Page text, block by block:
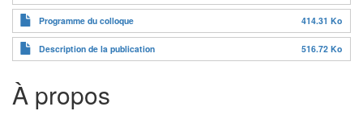
Programme du colloque 414.31 Ko
Description de la publication 516.72 Ko
À propos